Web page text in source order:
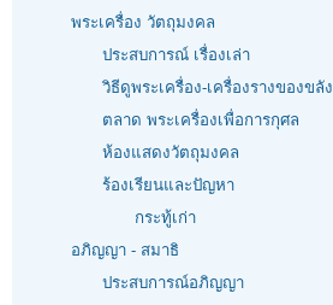
พระเครื่อง วัตถุมงคล
ประสบการณ์ เรื่องเล่า
วิธีดูพระเครื่อง-เครื่องรางของขลัง
ตลาด พระเครื่องเพื่อการกุศล
ห้องแสดงวัตถุมงคล
ร้องเรียนและปัญหา
กระทู้เก่า
อภิญญา - สมาธิ
ประสบการณ์อภิญญา